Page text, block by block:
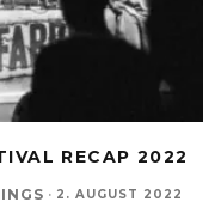
RECAP 2022
· 2. AUGUST 2022